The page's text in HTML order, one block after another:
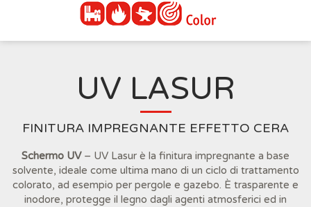
UV LASUR
FINITURA IMPREGNANTE EFFETTO CERA
Schermo UV– UV Lasur è la finitura impregnante a base
solvente, ideale come ultima mano di un ciclo di trattamento
colorato, ad esempio per pergole e gazebo. È trasparente e
inodore, protegge il legno dagli agenti atmosferici ed in